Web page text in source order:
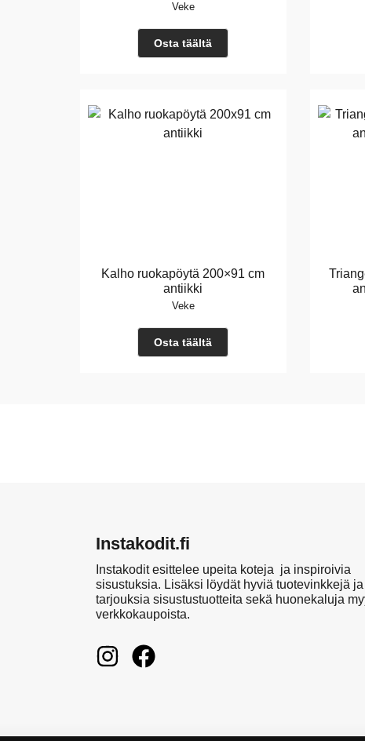
Veke
Osta täältä
Kalho ruokapöytä 200×91 cm
antiikki
Veke
Osta täältä
Instakodit.fi
Instakodit esittelee upeita koteja ja inspiroivia
sisustuksia. Lisäksi löydät hyviä tuotevinkkejä ja
tarjouksia sisustustuotteita sekä huonekaluja
verkkokaupoista.